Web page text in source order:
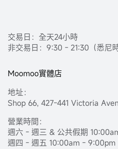
交易日：全天24小時
非交易日：9:30 - 21:30（悉尼時
Moomoo實體店
地址：
Shop 66, 427-441 Victoria
營業時間：
週六 - 週三 & 公共假期
週四 - 週五 10:00am - 9:00pm